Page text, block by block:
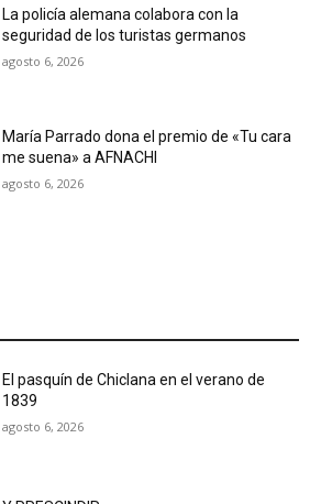
La policía alemana colabora con la
seguridad de los turistas germanos
agosto 6, 2026
María Parrado dona el premio de «Tu cara
me suena» a AFNACHI
agosto 6, 2026
El pasquín de Chiclana en el verano de
1839
agosto 6, 2026